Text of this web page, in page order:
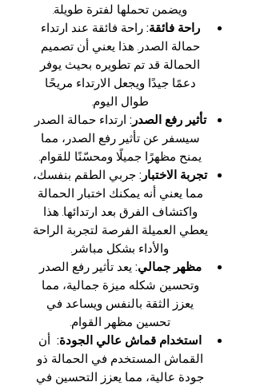
ويضمن تحملها لفترة طويلة.
راحة فائقة:راحة فائقة عند ارتداء
حمالة الصدر. هذا يعني أن تصميم
الحمالة قد تم تطويره بحيث يوفر
دعمًا جيدًا ويجعل الارتداء مريحًا
طوال اليوم.
تأثير رفع الصدر: ارتداء حمالة الصدر
سيسفر عن تأثير رفع الصدر، مما
يمنح مظهرًا جميلًا ومحسّنًا للقوام.
تجربة الاختبار:جربي الطقم بنفسك،
مما يعني أنه يمكنك اختبار الحمالة
واكتشاف الفرق بعد ارتدائها. هذا
يعطي العميلة الفرصة لتجربة الراحة
والأداء بشكل مباشر.
مظهر جمالي: يعد تأثير رفع الصدر
وتحسين شكله ميزة جمالية، مما
يعزز الثقة بالنفس ويساعد في
تحسين مظهر القوام.
استخدام قماش عالي الجودة: أن
القماش المستخدم في الحمالة ذو
جودة عالية، مما يعزز التحسين في